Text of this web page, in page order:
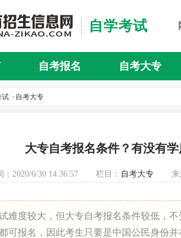
自学考试
自考报名 自考大专
试 > 自考大专
大专自考报名条件？有没有学
：2020/6/30 14:36:57 栏目： 自考大专
难度较大，但大专自考报名条件较低，
可报名，因此考生只要是中国公民身份